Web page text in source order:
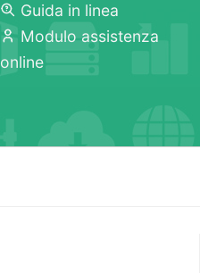
Guida in linea
Modulo assistenza
online